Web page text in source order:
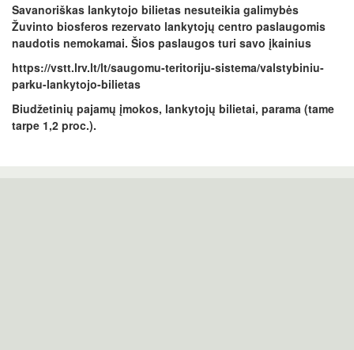
Savanoriškas lankytojo bilietas nesuteikia galimybės
Žuvinto biosferos rezervato lankytojų centro paslaugomis
naudotis nemokamai. Šios paslaugos turi savo įkainius
https://vstt.lrv.lt/lt/saugomu-teritoriju-sistema/valstybiniu-
parku-lankytojo-bilietas
Biudžetinių pajamų įmokos, lankytojų bilietai, parama (tame
tarpe 1,2 proc.).